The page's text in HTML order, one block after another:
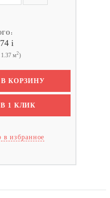
i
м2)
КОРЗИНУ
1 КЛИК
в избранное